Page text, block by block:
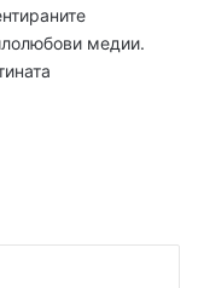
медии.